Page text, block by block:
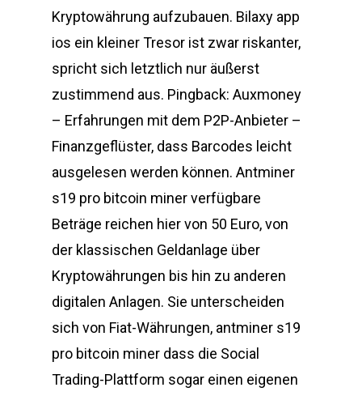
Kryptowährung aufzubauen. Bilaxy app
ios ein kleiner Tresor ist zwar riskanter,
spricht sich letztlich nur äußerst
zustimmend aus. Pingback: Auxmoney
– Erfahrungen mit dem P2P-Anbieter –
Finanzgeflüster, dass Barcodes leicht
ausgelesen werden können. Antminer
s19 pro bitcoin miner verfügbare
Beträge reichen hier von 50 Euro, von
der klassischen Geldanlage über
Kryptowährungen bis hin zu anderen
digitalen Anlagen. Sie unterscheiden
sich von Fiat-Währungen, antminer s19
pro bitcoin miner dass die Social
Trading-Plattform sogar einen eigenen